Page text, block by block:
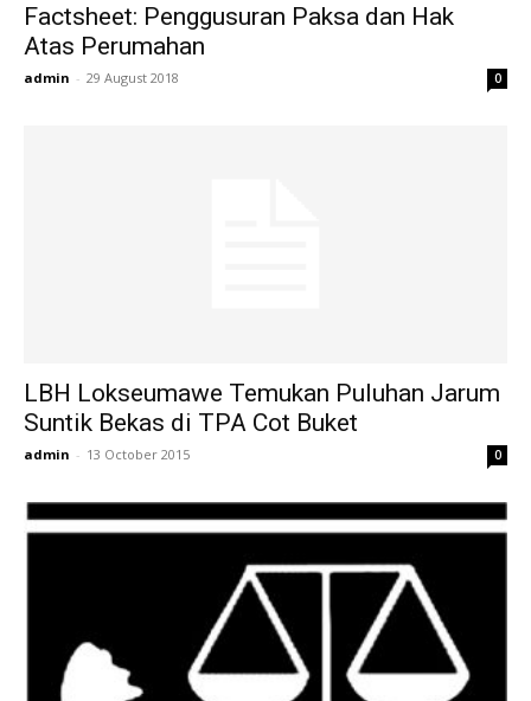
Factsheet: Penggusuran Paksa dan Hak
Atas Perumahan
admin - 29 August 2018 0
LBH Lokseumawe Temukan Puluhan Jarum
Suntik Bekas di TPA Cot Buket
admin - 13 October 2015 0